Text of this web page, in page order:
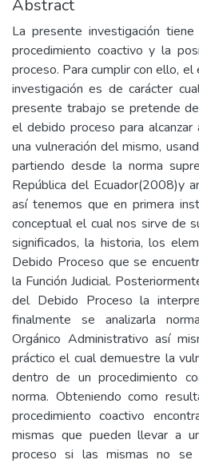
Abstract
La presente investigación
procedimiento coactivo y la
proceso. Para cumplir con ello,
investigación es de carácter
presente trabajo se pretende
el debido proceso para
una vulneración del mismo,
partiendo desde la norma
República del Ecuador(2008)y
así tenemos que en primera
conceptual el cual nos sirve de
significados, la historia, los
Debido Proceso que se
la Función Judicial.
del Debido Proceso la
finalmente se analizarla
Orgánico Administrativo así
práctico el cual demuestre la
dentro de un procedimiento
norma. Obteniendo como
procedimiento coactivo
mismas que pueden llevar a
proceso si las mismas no